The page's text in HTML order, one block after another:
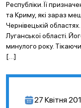
Республіки. Її
та Криму, які зараз
Чернівецькій
Луганської області.
минулого року.
[…]
27 Квітня